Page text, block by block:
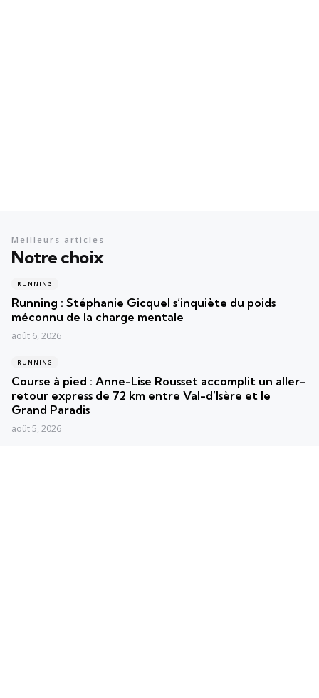
Notre choix
Meilleurs articles
RUNNING
Running : Stéphanie Gicquel s’inquiète du poids
méconnu de la charge mentale
août 6, 2026
RUNNING
Course à pied : Anne-Lise Rousset accomplit un aller-
retour express de 72 km entre Val-d’Isère et le
Grand Paradis
août 5, 2026